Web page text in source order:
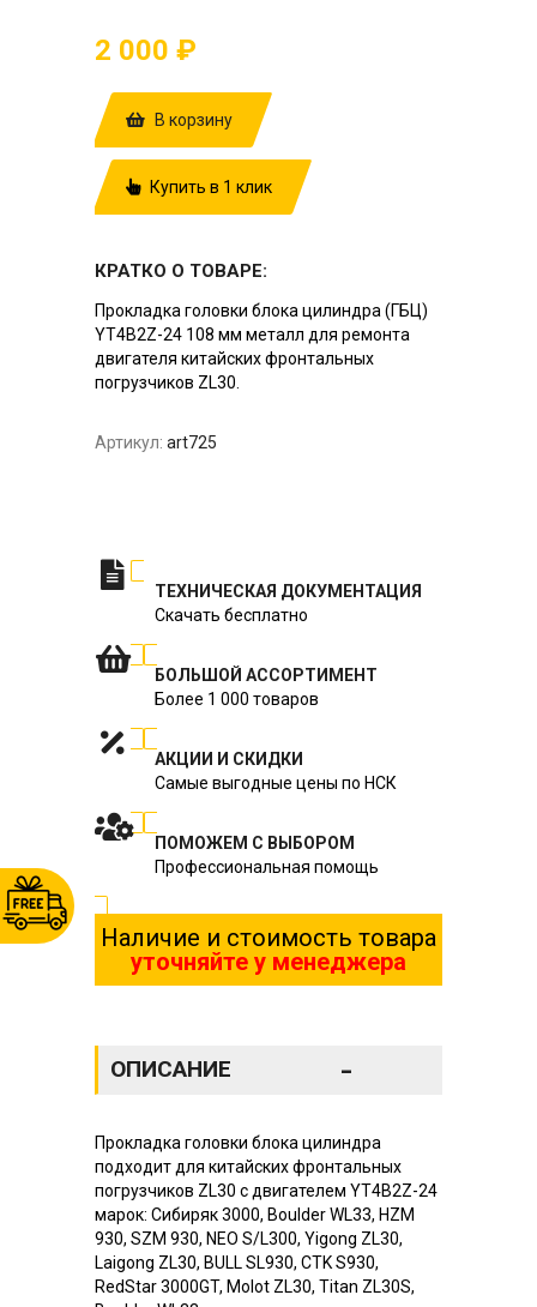
2 000 ₽
В корзину
Купить в 1 клик
КРАТКО О ТОВАРЕ:
Прокладка головки блока цилиндра (ГБЦ)
YT4B2Z-24 108 мм металл для ремонта
двигателя китайских фронтальных
погрузчиков ZL30.
Артикул: art725
ТЕХНИЧЕСКАЯ ДОКУМЕНТАЦИЯ
Скачать бесплатно
БОЛЬШОЙ АССОРТИМЕНТ
Более 1 000 товаров
АКЦИИ И СКИДКИ
Самые выгодные цены по НСК
ПОМОЖЕМ С ВЫБОРОМ
Профессиональная помощь
Наличие и стоимость товара
уточняйте у менеджера
ОПИСАНИЕ -
Прокладка головки блока цилиндра
подходит для китайских фронтальных
погрузчиков ZL30 с двигателем YT4B2Z-24
марок: Сибиряк 3000, Boulder WL33, HZM
930, SZM 930, NEO S/L300, Yigong ZL30,
Laigong ZL30, BULL SL930, CTK S930,
RedStar 3000GT, Molot ZL30, Titan ZL30S,